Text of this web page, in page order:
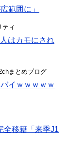
範囲に」
ティ
はカモにされ
まとめブログ
イｗｗｗｗｗ
全移籍「来季J1